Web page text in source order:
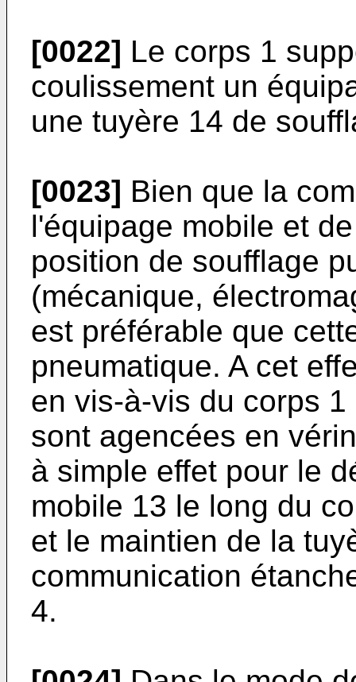
[0022] Le corps 1
coulissement un
une tuyère 14 de
[0023] Bien que la
l'équipage mobile et
position de soufflage
(mécanique,
est préférable que
pneumatique. A cet
en vis-à-vis du corps
sont agencées en
à simple effet pour le
mobile 13 le long du
et le maintien de la
communication
4.